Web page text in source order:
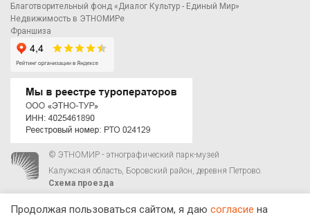
Благотворительный фонд «Диалог Культур - Единый Мир»
Недвижимость в ЭТНОМИРе
Франшиза
© ЭТНОМИР - этнографический парк-музей
Калужская область, Боровский район, деревня Петрово.
Схема проезда
Продолжая пользоваться сайтом, я даю согласие на